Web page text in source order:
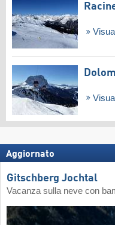
Aggiornato
Gitschberg Jochtal
Vacanza sulla neve con